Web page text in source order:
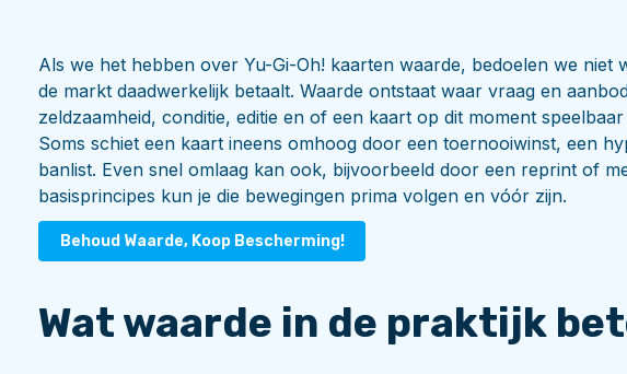
Als we het hebben over Yu-Gi-Oh! kaarten waarde, bedoelen we niet
de markt daadwerkelijk betaalt. Waarde ontstaat waar vraag en
zeldzaamheid, conditie, editie en of een kaart op dit moment
Soms schiet een kaart ineens omhoog door een toernooiwinst, een
banlist. Even snel omlaag kan ook, bijvoorbeeld door een reprint of
basisprincipes kun je die bewegingen prima volgen en vóór zijn.
Behoud Waarde, Koop Bescherming!
Wat waarde in de praktijk